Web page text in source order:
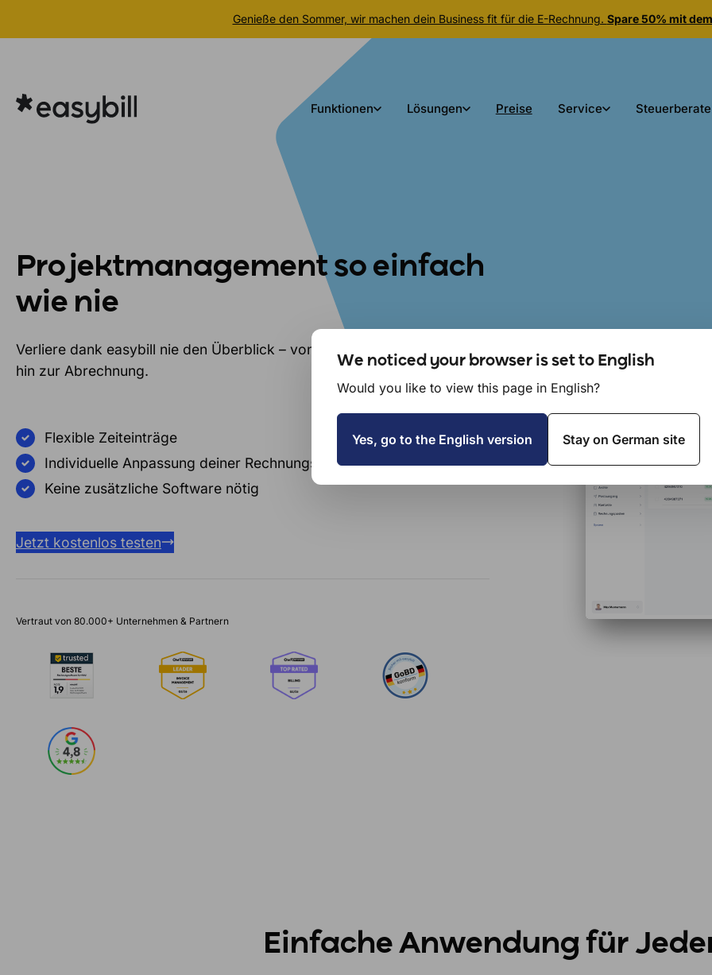
Genieße den Sommer, wir machen dein Business fit für die E-Rechnung. Spare 50% mit
springen
Funktionen Lösungen Preise Service
Projektmanagement so einfach
wie nie
Verliere dank easybill nie den Überblick – von der Projekterstellung bis
hin zur Abrechnung.
Flexible Zeiteinträge
Individuelle Anpassung deiner Rechnungsdokumente
Keine zusätzliche Software nötig
Jetzt kostenlos testen
Vertraut von 80.000+ Unternehmen & Partnern
Einfache Anwendung für
We noticed your browser is set to English
Would you like to view this page in English?
Yes, go to the English version Stay on German site